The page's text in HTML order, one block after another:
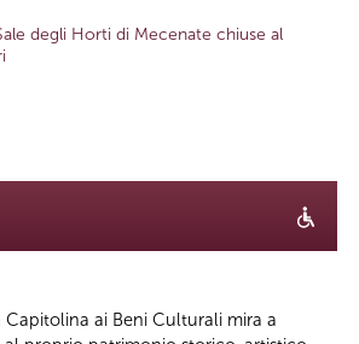
degli Horti di Mecenate chiuse al
Capitolina ai Beni Culturali mira a